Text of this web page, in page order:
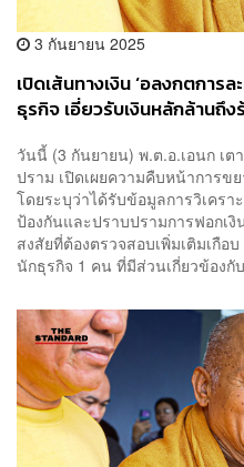
3 กันยายน 2025
เปิดเส้นทางเงิน ‘อลงกตการ
ธุรกิจ เอี่ยวรับเงินหลักล้านถึ
วันนี้ (3 กันยายน) พ.ต.อ.เอนก เต
ปราม เปิดเผยความคืบหน้าการข
โดยระบุว่าได้รับข้อมูลการวิเครา
ป้องกันและปราบปรามการฟอกเ
สงสัยที่ต้องตรวจสอบเพิ่มเติมเกื
นักธุรกิจ 1 คน ที่มีส่วนเกี่ยวข้องกั